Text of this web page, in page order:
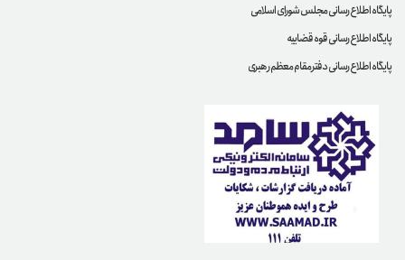
پایگاه اطلاع رسانی مجلس شورای اسلامی
پایگاه اطلاع رسانی قوه قضاییه
پایگاه اطلاع رسانی دفترمقام معظم رهبری